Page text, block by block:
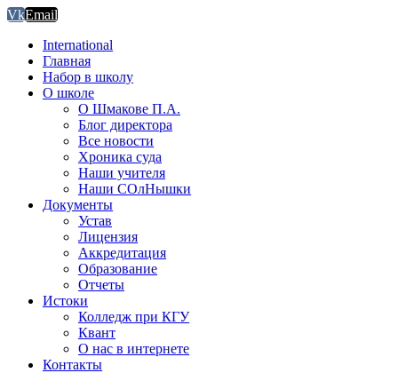
VkEmail
International
Главная
Набор в школу
О школе
О Шмакове П.А.
Блог директора
Все новости
Хроника суда
Наши учителя
Наши СОлНышки
Документы
Устав
Лицензия
Аккредитация
Образование
Отчеты
Истоки
Колледж при КГУ
Квант
О нас в интернете
Контакты